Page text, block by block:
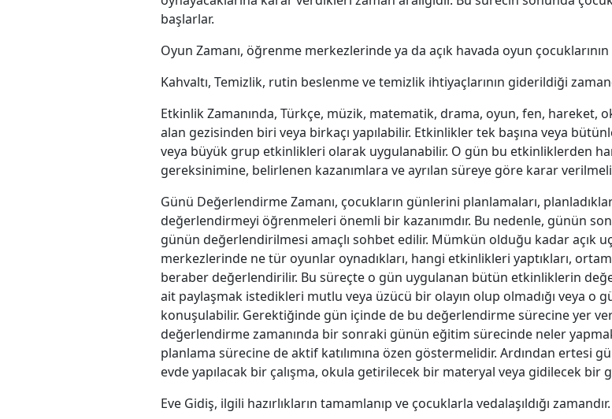
başlarlar.
Oyun Zamanı, öğrenme merkezlerinde ya da açık havada oyun
Kahvaltı, Temizlik, rutin beslenme ve temizlik ihtiyaçlarının giderildiği
Etkinlik Zamanında, Türkçe, müzik, matematik, drama, oyun, fen, hareket,
alan gezisinden biri veya birkaçı yapılabilir. Etkinlikler tek başına veya
veya büyük grup etkinlikleri olarak uygulanabilir. O gün bu etkinliklerden
gereksinimine, belirlenen kazanımlara ve ayrılan süreye göre karar
Günü Değerlendirme Zamanı, çocukların günlerini planlamaları,
değerlendirmeyi öğrenmeleri önemli bir kazanımdır. Bu nedenle, günün
günün değerlendirilmesi amaçlı sohbet edilir. Mümkün olduğu kadar açık
merkezlerinde ne tür oyunlar oynadıkları, hangi etkinlikleri yaptıkları,
beraber değerlendirilir. Bu süreçte o gün uygulanan bütün etkinliklerin
ait paylaşmak istedikleri mutlu veya üzücü bir olayın olup olmadığı veya o
konuşulabilir. Gerektiğinde gün içinde de bu değerlendirme sürecine yer
değerlendirme zamanında bir sonraki günün eğitim sürecinde neler
planlama sürecine de aktif katılımına özen göstermelidir. Ardından ertesi
evde yapılacak bir çalışma, okula getirilecek bir materyal veya gidilecek bir
Eve Gidiş, ilgili hazırlıkların tamamlanıp ve çocuklarla vedalaşıldığı zamandır.